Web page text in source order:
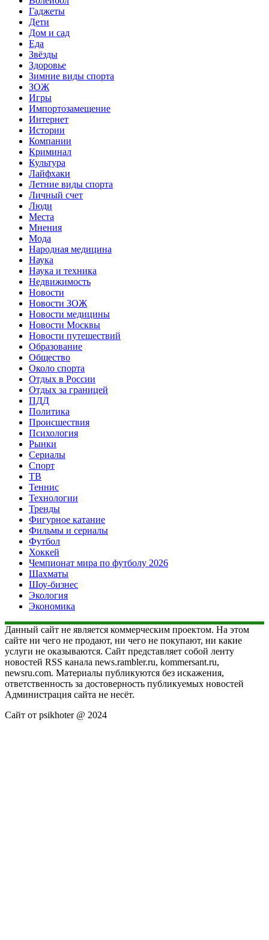
Гаджеты
Дети
Дом и сад
Еда
Звёзды
Здоровье
Зимние виды спорта
ЗОЖ
Игры
Импортозамещение
Интернет
Истории
Компании
Криминал
Культура
Лайфхаки
Летние виды спорта
Личный счет
Люди
Места
Мнения
Мода
Народная медицина
Наука
Наука и техника
Недвижимость
Новости
Новости ЗОЖ
Новости медицины
Новости Москвы
Новости путешествий
Образование
Общество
Около спорта
Отдых в России
Отдых за границей
ПДД
Политика
Происшествия
Психология
Рынки
Сериалы
Спорт
ТВ
Теннис
Технологии
Тренды
Фигурное катание
Фильмы и сериалы
Футбол
Хоккей
Чемпионат мира по футболу 2026
Шахматы
Шоу-бизнес
Экология
Экономика
Данный сайт не является коммерческим проектом. На этом
сайте ни чего не продают, ни чего не покупают, ни какие
услуги не оказываются. Сайт представляет собой ленту
новостей RSS канала news.rambler.ru, kommersant.ru,
newsru.com. Материалы публикуются без искажения,
ответственность за достоверность публикуемых новостей
Администрация сайта не несёт.
Сайт от psikhoter @ 2024